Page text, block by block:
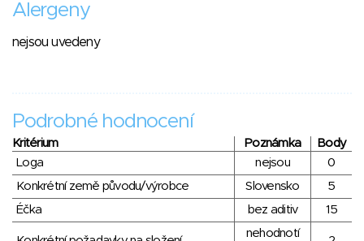
Alergeny
nejsou uvedeny
Podrobné hodnocení
Kritérium Poznámka
Body
Loga
nejsou
0
Konkrétní země původu/výrobce
Slovensko
5
Éčka
bez aditiv 15
nehodnotí